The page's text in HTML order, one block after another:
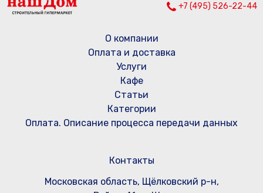
+7 (495) 526-22-44
О компании
Оплата и доставка
Услуги
Кафе
Статьи
Категории
Оплата. Описание процесса передачи данных
Контакты
Московская область, Щёлковский р-н,